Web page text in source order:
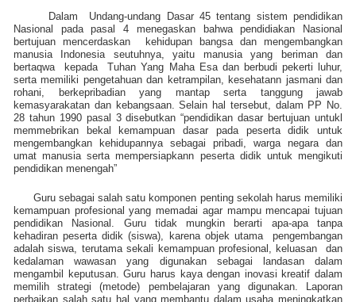
Dalam
Undang-undang Dasar 45 tentang sistem pendidikan
Nasional pada pasal 4 menegaskan bahwa pendidiakan Nasional
bertujuan mencerdaskan
kehidupan bangsa dan mengembangkan
manusia Indonesia seutuhnya, yaitu manusia yang beriman dan
bertaqwa
kepada
Tuhan Yang Maha Esa dan berbudi pekerti luhur,
serta memiliki pengetahuan dan ketrampilan, kesehatann jasmani dan
rohani, berkepribadian yang mantap serta tanggung jawab
kemasyarakatan dan kebangsaan. Selain hal tersebut, dalam PP No.
28 tahun 1990 pasal 3 disebutkan “pendidikan dasar bertujuan untukl
memmebrikan bekal kemampuan dasar pada peserta didik untuk
mengembangkan kehidupannya sebagai pribadi, warga negara dan
umat manusia serta mempersiapkann peserta didik untuk mengikuti
pendidikan menengah”
Guru sebagai salah satu komponen penting sekolah harus memiliki
kemampuan profesional yang memadai agar mampu mencapai tujuan
pendidikan Nasional. Guru tidak mungkin berarti apa-apa tanpa
kehadiran peserta didik (siswa), karena objek utama
pengembangan
adalah siswa, terutama sekali kemampuan profesional, keluasan
dan
kedalaman wawasan yang digunakan sebagai landasan dalam
mengambil keputusan. Guru harus kaya dengan inovasi kreatif dalam
memilih strategi (metode) pembelajaran yang digunakan. Laporan
perbaikan salah satu hal yang membantu dalam usaha meningkatkan